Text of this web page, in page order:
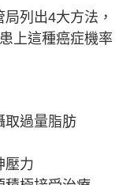
列出4大方法，
上這種癌症機率
取過量脂肪
壓力